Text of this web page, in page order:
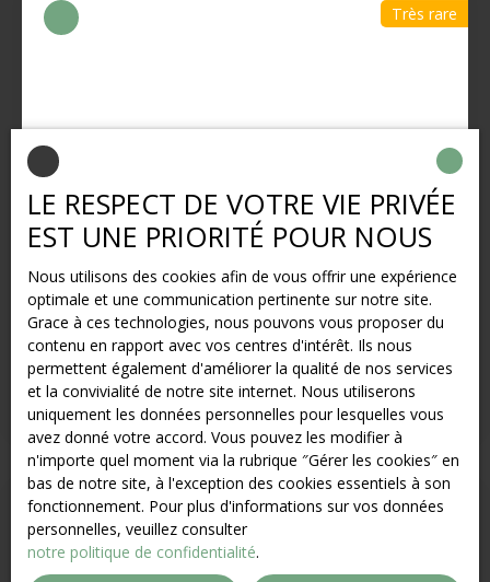
en restant proche des commodités, écoles et axes
principaux. 📍 Emplacement privilégié🌳 Proche forêt de
189 000€
Très rare
LE HAVRE - SANVIC/BLEVILLE - Terrain plat
650m²
Le Havre 76620
LE HAVRE - SANVIC/BLÉVILLE Belle parcelle d'environ
600m² permettant diverses projets. Construction
possible pour une maison d'habitation ou de plusieurs
maisons. RARE A LA VENTE AGENCE ALBERT 1ER
LE RESPECT DE VOTRE VIE PRIVÉE
EST UNE PRIORITÉ POUR NOUS
Nous utilisons des cookies afin de vous offrir une expérience
optimale et une communication pertinente sur notre site.
Grace à ces technologies, nous pouvons vous proposer du
contenu en rapport avec vos centres d'intérêt. Ils nous
permettent également d'améliorer la qualité de nos services
et la convivialité de notre site internet. Nous utiliserons
uniquement les données personnelles pour lesquelles vous
avez donné votre accord. Vous pouvez les modifier à
n'importe quel moment via la rubrique ″Gérer les cookies″ en
bas de notre site, à l'exception des cookies essentiels à son
fonctionnement. Pour plus d'informations sur vos données
personnelles, veuillez consulter
notre politique de confidentialité.